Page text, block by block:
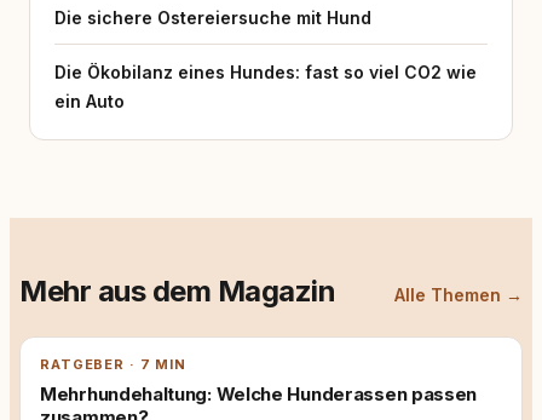
Die sichere Ostereiersuche mit Hund
Die Ökobilanz eines Hundes: fast so viel CO2 wie
ein Auto
Mehr aus dem Magazin Alle Themen →
RATGEBER · 7 MIN
Mehrhundehaltung: Welche Hunderassen passen